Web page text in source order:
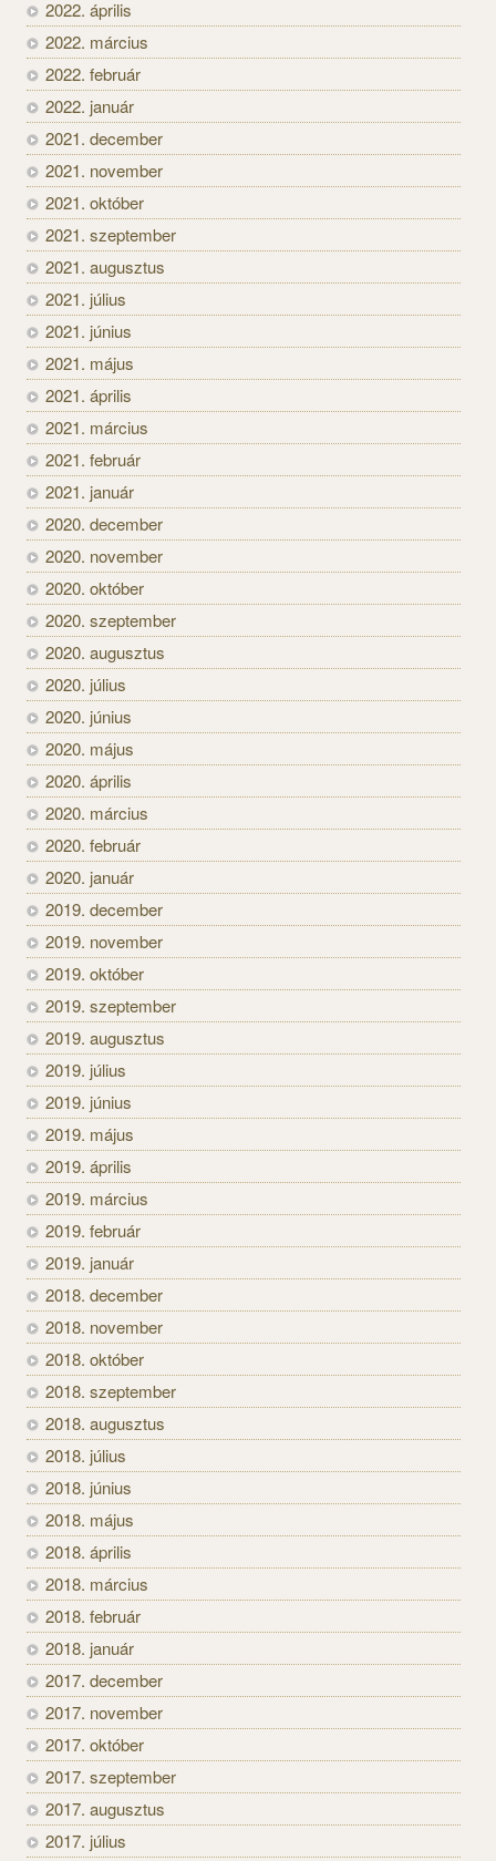
2022. április
2022. március
2022. február
2022. január
2021. december
2021. november
2021. október
2021. szeptember
2021. augusztus
2021. július
2021. június
2021. május
2021. április
2021. március
2021. február
2021. január
2020. december
2020. november
2020. október
2020. szeptember
2020. augusztus
2020. július
2020. június
2020. május
2020. április
2020. március
2020. február
2020. január
2019. december
2019. november
2019. október
2019. szeptember
2019. augusztus
2019. július
2019. június
2019. május
2019. április
2019. március
2019. február
2019. január
2018. december
2018. november
2018. október
2018. szeptember
2018. augusztus
2018. július
2018. június
2018. május
2018. április
2018. március
2018. február
2018. január
2017. december
2017. november
2017. október
2017. szeptember
2017. augusztus
2017. július